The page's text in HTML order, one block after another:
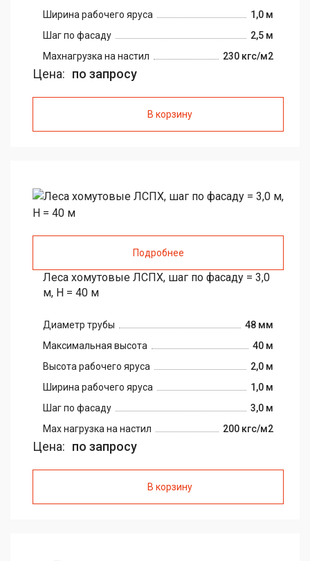
Ширина рабочего яруса
1,0 м
Шаг по фасаду
2,5 м
Maxнагрузка на настил
230 кгс/м2
Цена: по запросу
В корзину
Подробнее
Леса хомутовые ЛСПХ, шаг по фасаду = 3,0
м, H = 40 м
Диаметр трубы
48 мм
Максимальная высота
40 м
Высота рабочего яруса
2,0 м
Ширина рабочего яруса
1,0 м
Шаг по фасаду
3,0 м
Max нагрузка на настил
200 кгс/м2
Цена: по запросу
В корзину